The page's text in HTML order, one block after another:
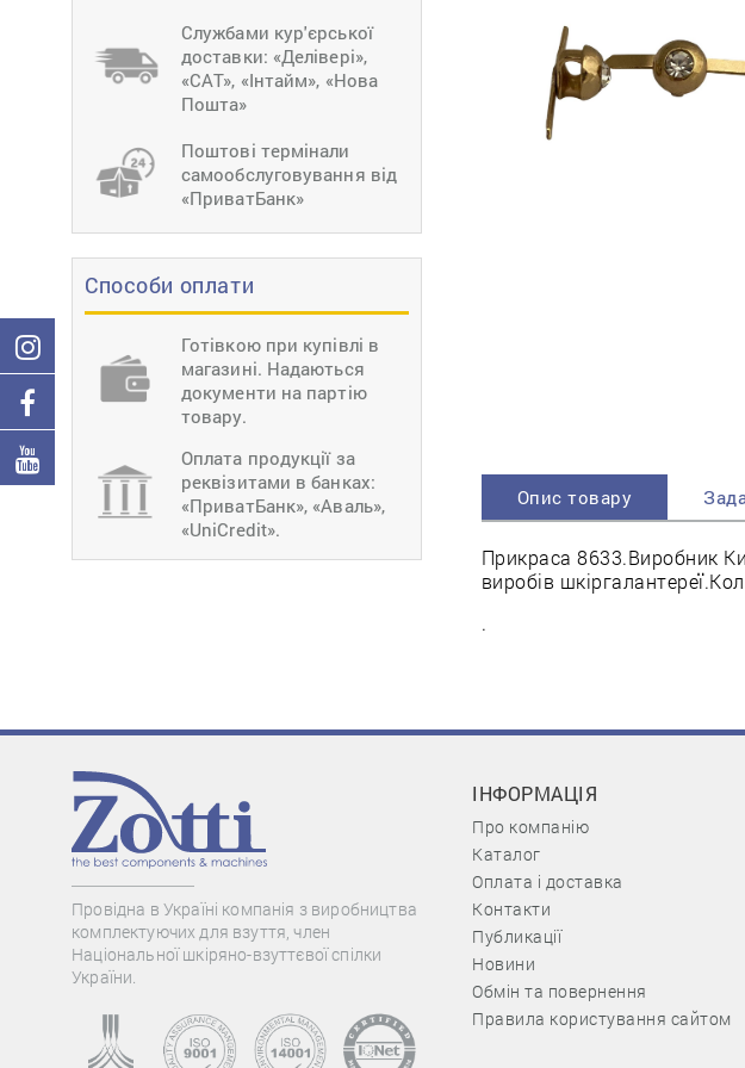
Службами кур'єрської
доставки: «Делівері»,
«САТ», «Інтайм», «Нова
Пошта»
Поштові термінали
самообслуговування від
«ПриватБанк»
Способи оплати
Готівкою при купівлі в
магазині. Надаються
документи на партію
товару.
Оплата продукції за
реквізитами в банках:
«ПриватБанк», «Аваль»,
«UniCredit».
Опис товару
Прикраса 8633.Виробник
виробів
.
Провідна в Україні компанія з виробництва
комплектуючих для взуття, член
Національної шкіряно-взуттєвої спілки
України.
ІНФОРМАЦІЯ
Про компанію
Каталог
Оплата і доставка
Контакти
Публикації
Новини
Обмін та повернення
Правила користування сайтом